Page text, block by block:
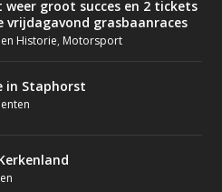
weer groot succes en 2 tickets
vrijdagavond grasbaanraces
Historie, Motorsport
in Staphorst